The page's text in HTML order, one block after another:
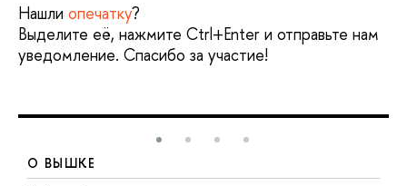
Нашли опечатку?
Выделите её, нажмите Ctrl+Enter и отправьте нам
уведомление. Спасибо за участие!
О ВЫШКЕ